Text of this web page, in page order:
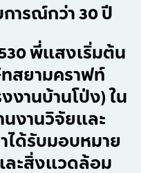
ารณ์กว่า 30 ปี
พี่แสงเริ่มต้น
สยามคราฟท์
งานบ้านโป่ง) ใน
งานวิจัยและ
ด้รับมอบหมาย
ะสิ่งแวดล้อม